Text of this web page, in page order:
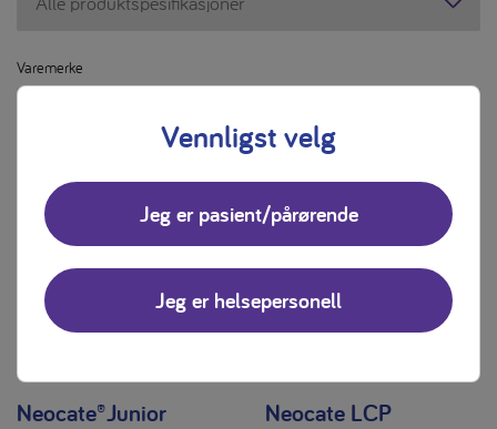
Varemerke
Varemerke
Neocate®Junior Neocate LCP
Vennligst velg
Jeg er pasient/pårørende
Jeg er helsepersonell